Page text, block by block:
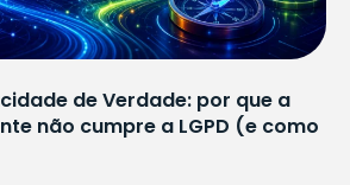
de Verdade: por que a
não cumpre a LGPD (e como